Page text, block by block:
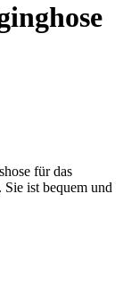
für das
ist bequem und